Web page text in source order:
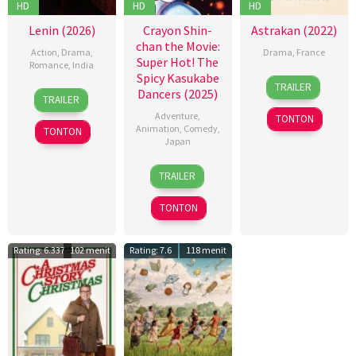
HD
Lenin (2026)
Action, Drama,
Romance, India
10
Jul
2026
Kalyan
Sreenivas
Murali
Kishor
TRAILER
TONTON
HD
Crayon Shin-
chan the Movie:
Super Hot! The
Spicy Kasukabe
Dancers (2025)
Adventure,
Animation, Comedy,
Japan
8
Aug
2025
Masakazu
Hashimoto
TRAILER
TONTON
HD
Astrakan (2022)
Drama, France
20
Oct
2022
David
Johan
Gayraud
TRAILER
TONTON
Rating: 6.337 102 menit Rating: 7.6 118 menit